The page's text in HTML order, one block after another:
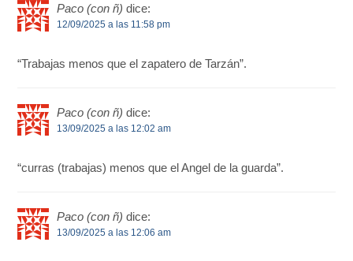
Paco (con ñ) dice:
12/09/2025 a las 11:58 pm
“Trabajas menos que el zapatero de Tarzán”.
Paco (con ñ) dice:
13/09/2025 a las 12:02 am
“curras (trabajas) menos que el Angel de la guarda”.
Paco (con ñ) dice:
13/09/2025 a las 12:06 am